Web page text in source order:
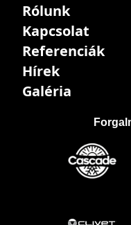
Rólunk
Kapcsolat
Referenciák
Hírek
Galéria